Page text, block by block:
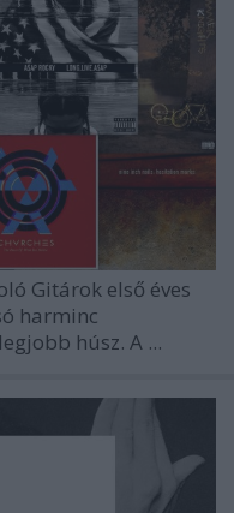
Gitárok első éves
harminc
húsz. A ...